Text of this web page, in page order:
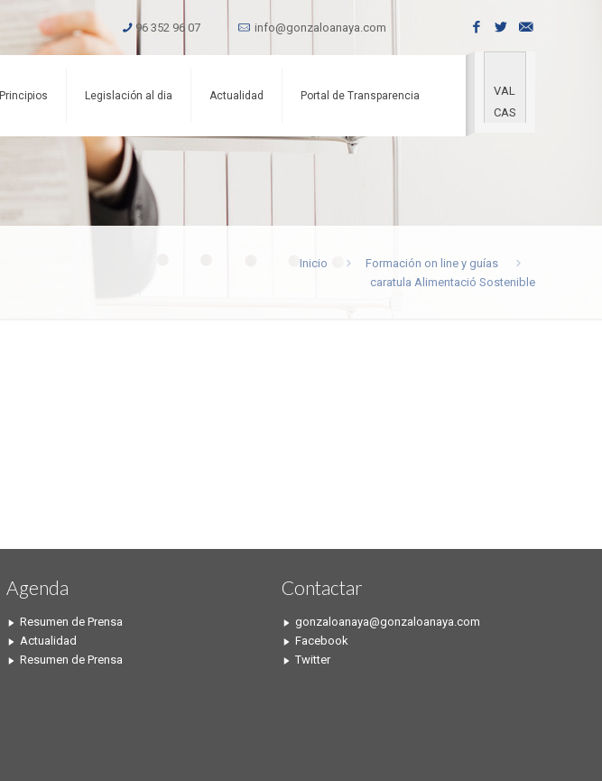
96 352 96 07 info@gonzaloanaya.com
Principios Legislación al dia Actualidad Portal de Transparencia
VAL
CAS
Inicio
Formación on line y guías
caratula Alimentació Sostenible
Agenda
Resumen de Prensa
Actualidad
Resumen de Prensa
Contactar
gonzaloanaya@gonzaloanaya.com
Facebook
Twitter